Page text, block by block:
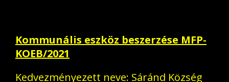
Kommunális eszköz beszerzése MFP-
KOEB/2021
Kedvezményezett neve: Sáránd Község